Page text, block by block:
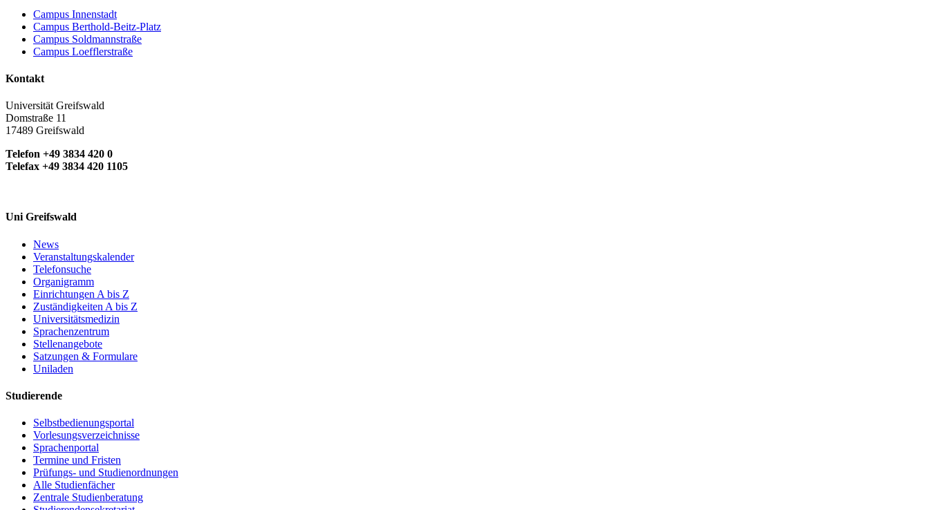
Campus Innenstadt
Campus Berthold-Beitz-Platz
Campus Soldmannstraße
Campus Loefflerstraße
Kontakt
Universität Greifswald
Domstraße 11
17489 Greifswald
Telefon +49 3834 420 0
Telefax +49 3834 420 1105
Uni Greifswald
News
Veranstaltungskalender
Telefonsuche
Organigramm
Einrichtungen A bis Z
Zuständigkeiten A bis Z
Universitätsmedizin
Sprachenzentrum
Stellenangebote
Satzungen & Formulare
Uniladen
Studierende
Selbstbedienungsportal
Vorlesungsverzeichnisse
Sprachenportal
Termine und Fristen
Prüfungs- und Studienordnungen
Alle Studienfächer
Zentrale Studienberatung